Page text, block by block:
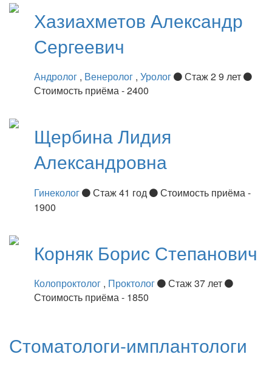
Хазиахметов Александр
Сергеевич
Андролог , Венеролог , Уролог
Стаж 2 9 лет
Стоимость приёма - 2400
ЩербинаЛидия
Александровна
Гинеколог Стаж 41 год
Стоимость приёма -
1900
Корняк Борис Степанович
Колопроктолог , Проктолог
Стаж 37 лет
Стоимость приёма - 1850
Стоматологи-имплантологи